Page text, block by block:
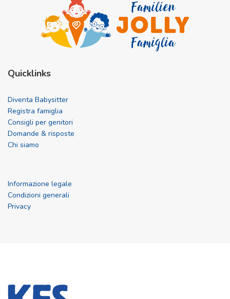
Quicklinks
Diventa Babysitter
Registra famiglia
Consigli per genitori
Domande & risposte
Chi siamo
Informazione legale
Condizioni generali
Privacy